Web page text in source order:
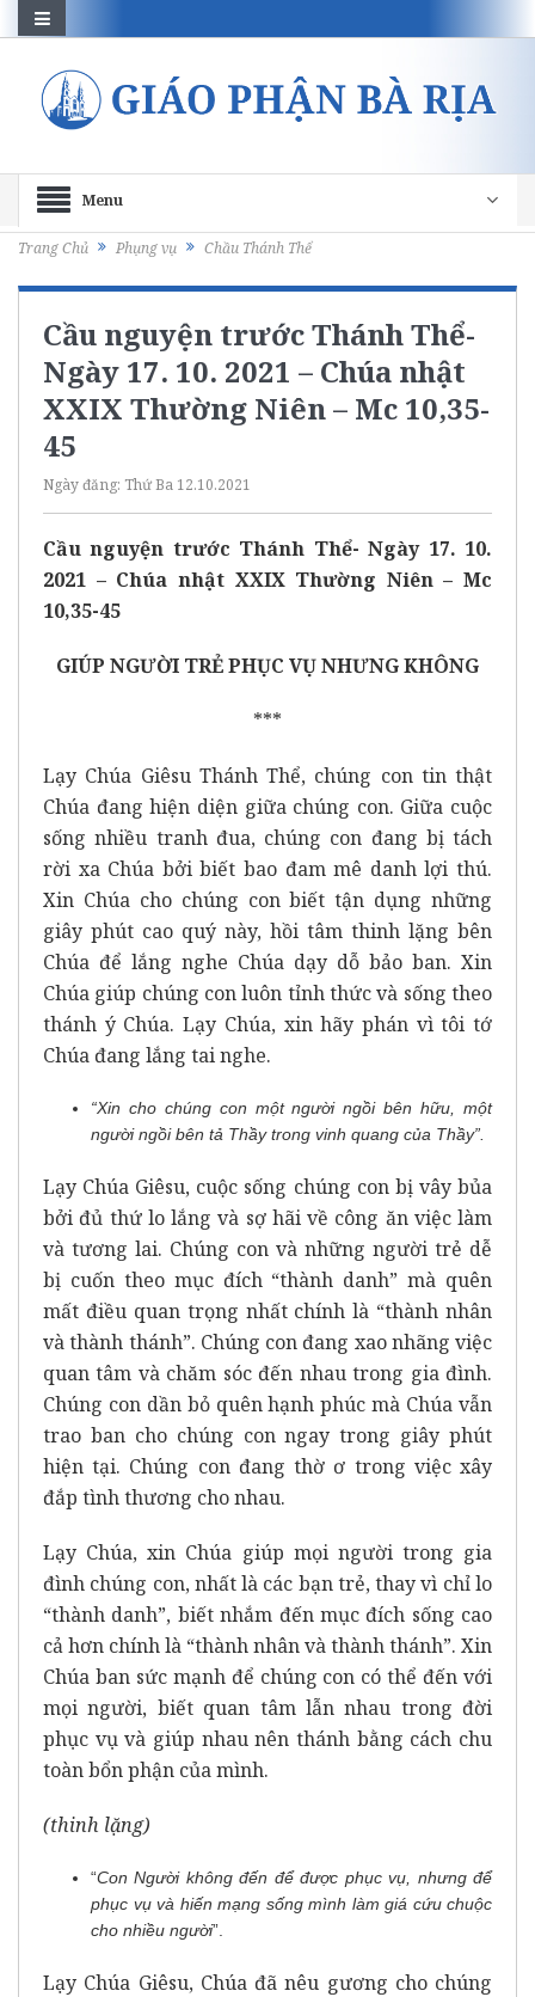
Menu
Trang Chủ Phụng vụ Chầu Thánh Thể
Cầu nguyện trước Thánh Thể-
Ngày 17. 10. 2021 – Chúa nhật
XXIX Thường Niên – Mc 10,35-
45
Ngày đăng: Thứ Ba 12.10.2021
Cầu nguyện trước Thánh Thể- Ngày 17. 10.
2021 – Chúa nhật XXIX Thường Niên – Mc
10,35-45
GIÚP NGƯỜI TRẺ PHỤC VỤ NHƯNG KHÔNG
***
Lạy Chúa Giêsu Thánh Thể, chúng con tin thật
Chúa đang hiện diện giữa chúng con. Giữa cuộc
sống nhiều tranh đua, chúng con đang bị tách
rời xa Chúa bởi biết bao đam mê danh lợi thú.
Xin Chúa cho chúng con biết tận dụng những
giây phút cao quý này, hồi tâm thinh lặng bên
Chúa để lắng nghe Chúa dạy dỗ bảo ban. Xin
Chúa giúp chúng con luôn tỉnh thức và sống theo
thánh ý Chúa. Lạy Chúa, xin hãy phán vì tôi tớ
Chúa đang lắng tai nghe.
“Xin cho chúng con một người ngồi bên hữu, một
người ngồi bên tả Thầy trong vinh quang của Thầy”.
Lạy Chúa Giêsu, cuộc sống chúng con bị vây bủa
bởi đủ thứ lo lắng và sợ hãi về công ăn việc làm
và tương lai. Chúng con và những người trẻ dễ
bị cuốn theo mục đích “thành danh” mà quên
mất điều quan trọng nhất chính là “thành nhân
và thành thánh”. Chúng con đang xao nhãng việc
quan tâm và chăm sóc đến nhau trong gia đình.
Chúng con dần bỏ quên hạnh phúc mà Chúa vẫn
trao ban cho chúng con ngay trong giây phút
hiện tại. Chúng con đang thờ ơ trong việc xây
đắp tình thương cho nhau.
Lạy Chúa, xin Chúa giúp mọi người trong gia
đình chúng con, nhất là các bạn trẻ, thay vì chỉ lo
“thành danh”, biết nhắm đến mục đích sống cao
cả hơn chính là “thành nhân và thành thánh”. Xin
Chúa ban sức mạnh để chúng con có thể đến với
mọi người, biết quan tâm lẫn nhau trong đời
phục vụ và giúp nhau nên thánh bằng cách chu
toàn bổn phận của mình.
(thinh lặng)
“Con Người không đến để được phục vụ, nhưng để
phục vụ và hiến mạng sống mình làm giá cứu chuộc
cho nhiều người”.
Lạy Chúa Giêsu, Chúa đã nêu gương cho chúng